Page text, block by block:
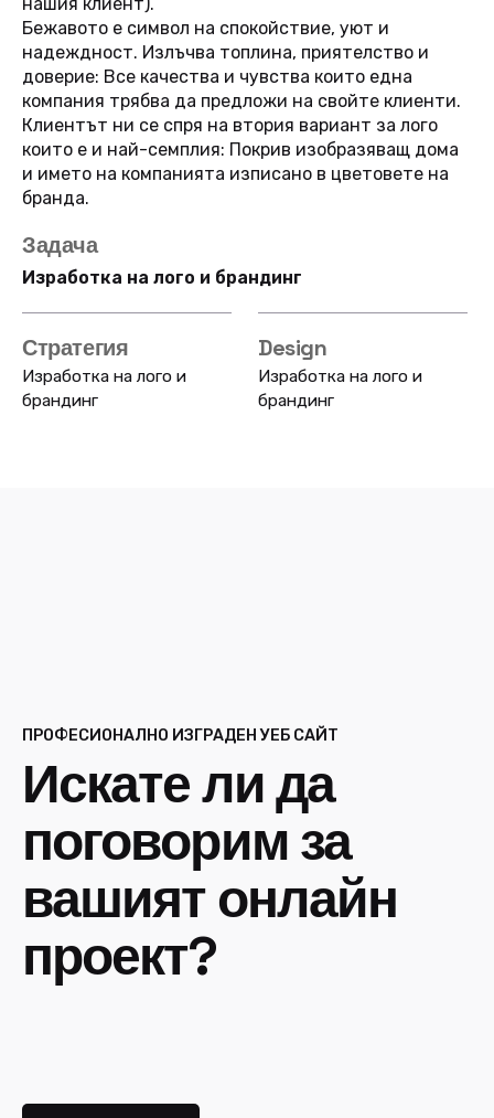
Бежавото е символ на спокойствие, уют и
надеждност. Излъчва топлина, приятелство и
доверие: Все качества и чувства които една
компания трябва да предложи на свойте клиенти.
Клиентът ни се спря на втория вариант за лого
които е и най-семплия: Покрив изобразяващ дома
и името на компанията изписано в цветовете на
бранда.
Задача
Изработка на лого и брандинг
Стратегия
Изработка на лого и
брандинг
Design
Изработка на лого и
брандинг
ПРОФЕСИОНАЛНО ИЗГРАДЕН УЕБ САЙТ
Искате ли да
поговорим за
вашият онлайн
проект?